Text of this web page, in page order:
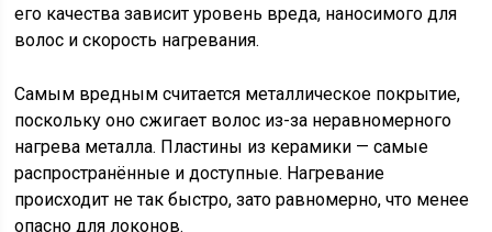
его качества зависит уровень вреда, наносимого для
волос и скорость нагревания.
Самым вредным считается металлическое покрытие,
поскольку оно сжигает волос из-за неравномерного
нагрева металла. Пластины из керамики — самые
распространённые и доступные. Нагревание
происходит не так быстро, зато равномерно, что менее
опасно для локонов.